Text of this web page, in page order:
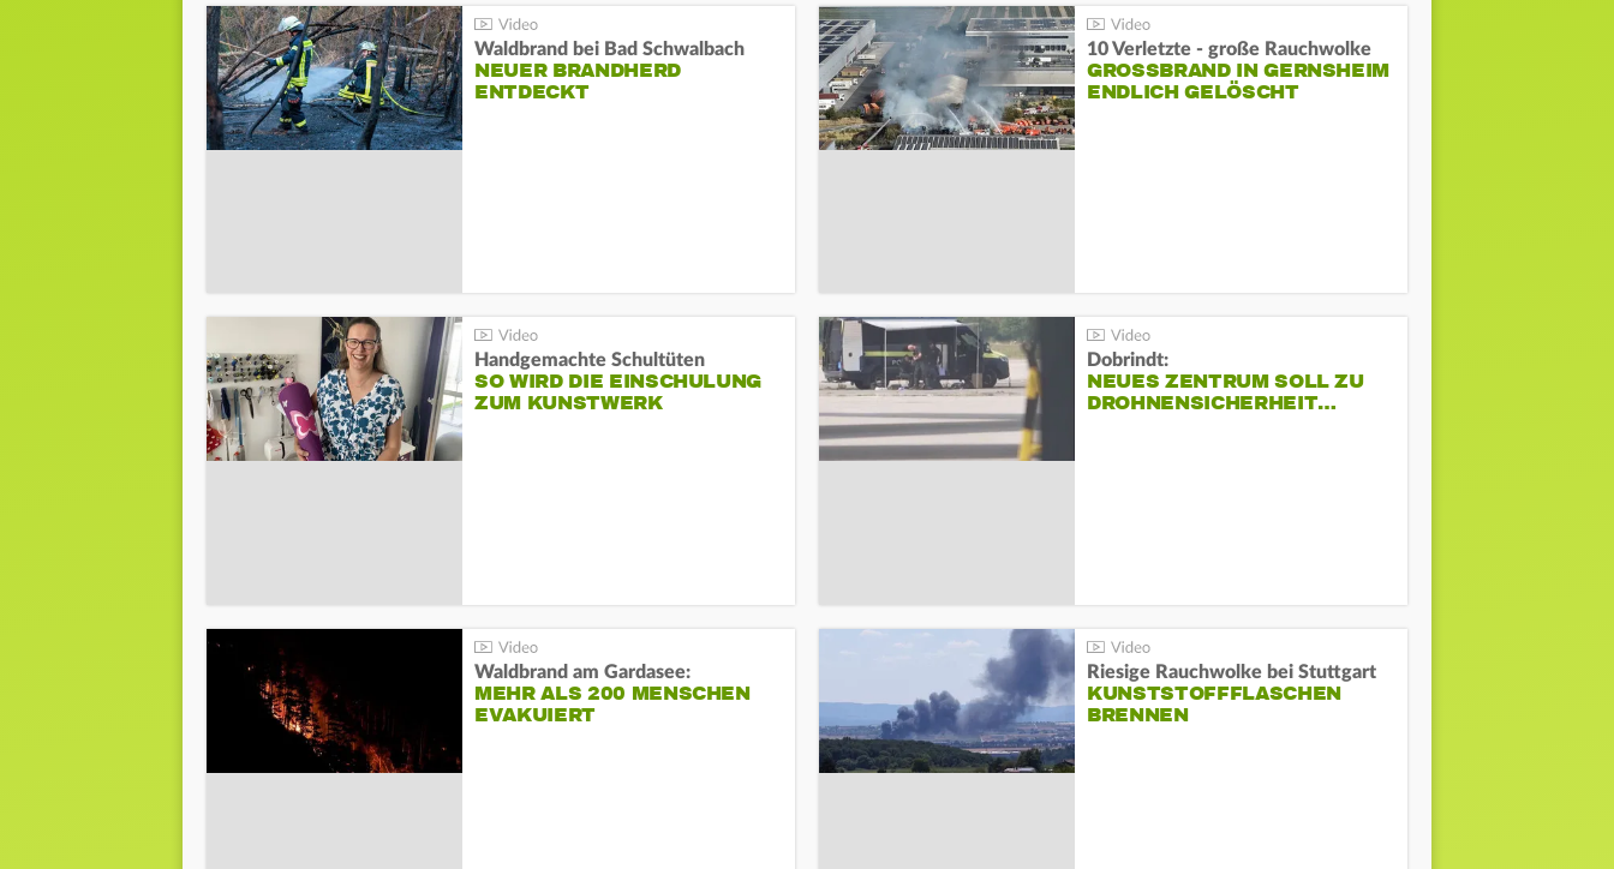
Waldbrand bei Bad Schwalbach
NEUER BRANDHERD
ENTDECKT
10 Verletzte - große Rauchwolke
GROSSBRAND IN GERNSHEIM E
NDLICH GELÖSCHT
Handgemachte Schultüten
SO WIRD DIE EINSCHULUNG
ZUM KUNSTWERK
Dobrindt:
NEUES ZENTRUM SOLL ZU
DROHNENSICHERHEIT…
Waldbrand am Gardasee:
MEHR ALS 200 MENSCHEN
EVAKUIERT
Riesige Rauchwolke bei Stuttgart
KUNSTSTOFFFLASCHEN
BRENNEN